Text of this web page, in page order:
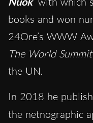
books and won
24Ore’s WWW
The World
the UN.
In 2018 he
the netnographic